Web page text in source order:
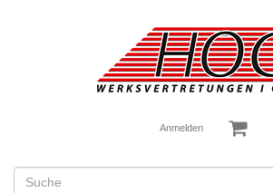
Anmelden